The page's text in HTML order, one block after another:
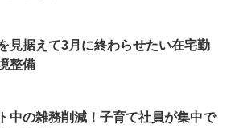
見据えて3月に終わらせたい在宅勤
整備
中の雑務削減！子育て社員が集中で